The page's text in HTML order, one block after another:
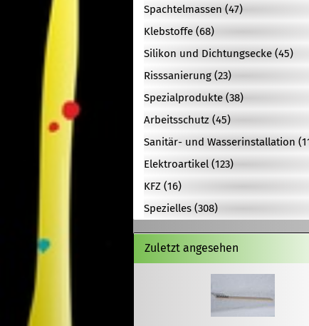
Spachtelmassen (47)
Klebstoffe (68)
Silikon und Dichtungsecke (45)
Risssanierung (23)
Spezialprodukte (38)
Arbeitsschutz (45)
Sanitär- und Wasserinstallation
Elektroartikel (123)
KFZ (16)
Spezielles (308)
Zuletzt angesehen